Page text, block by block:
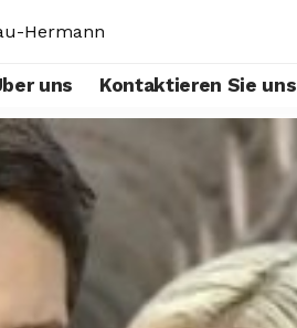
uns Kontaktieren Sie uns